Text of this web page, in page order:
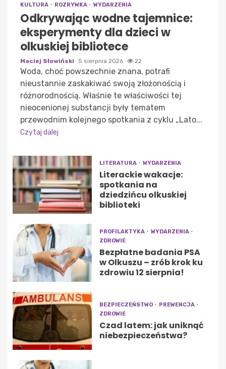
KULTURA ROZRYWKA WYDARZENIA
Odkrywając wodne tajemnice:
eksperymenty dla dzieci w
olkuskiej bibliotece
Maciej Słowiński 5 sierpnia 2026 22
Woda, choć powszechnie znana, potrafi
nieustannie zaskakiwać swoją złożonością i
różnorodnością. Właśnie te właściwości tej
nieocenionej substancji były tematem
przewodnim kolejnego spotkania z cyklu „Lato...
Czytaj dalej
LITERATURA WYDARZENIA
Literackie wakacje:
spotkania na
dziedzińcu olkuskiej
biblioteki
PROFILAKTYKA
WYDARZENIA
ZDROWIE
Bezpłatne badania PSA
w Olkuszu – zrób krok ku
zdrowiu 12 sierpnia!
BEZPIECZEŃSTWO
PREWENCJA
ZDROWIE
Czad latem: jak uniknąć
niebezpieczeństwa?